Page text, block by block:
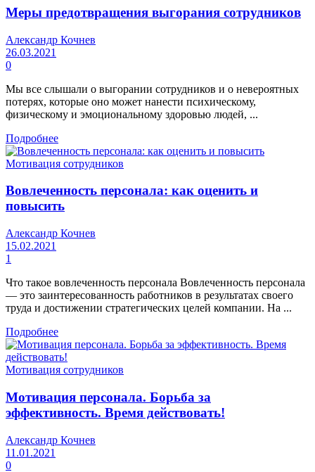
Меры предотвращения выгорания сотрудников
Александр Кочнев
26.03.2021
0
Мы все слышали о выгорании сотрудников и о невероятных
потерях, которые оно может нанести психическому,
физическому и эмоциональному здоровью людей, ...
Подробнее
Мотивация сотрудников
Вовлеченность персонала: как оценить и
повысить
Александр Кочнев
15.02.2021
1
Что такое вовлеченность персонала Вовлеченность персонала
— это заинтересованность работников в результатах своего
труда и достижении стратегических целей компании. На ...
Подробнее
Мотивация сотрудников
Мотивация персонала. Борьба за
эффективность. Время действовать!
Александр Кочнев
11.01.2021
0